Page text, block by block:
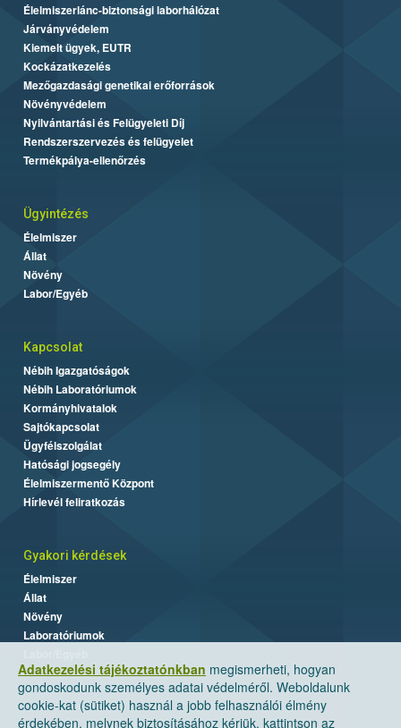
Adatkezelési tájékoztatónkban megismerheti, hogyan
gondoskodunk személyes adatai védelméről. Weboldalunk
cookie-kat (sütiket) használ a jobb felhasználói élmény
érdekében, melynek biztosításához kérjük, kattintson az
Élelmiszerlánc-biztonsági laborhálózat
Járványvédelem
Kiemelt ügyek, EUTR
Kockázatkezelés
Mezőgazdasági genetikai erőforrások
Növényvédelem
Nyilvántartási és Felügyeleti Díj
Rendszerszervezés és felügyelet
Termékpálya-ellenőrzés
Ügyintézés
Élelmiszer
Állat
Növény
Labor/Egyéb
Kapcsolat
Nébih Igazgatóságok
Nébih Laboratóriumok
Kormányhivatalok
Sajtókapcsolat
Ügyfélszolgálat
Hatósági jogsegély
Élelmiszermentő Központ
Hírlevél feliratkozás
Gyakori kérdések
Élelmiszer
Állat
Növény
Laboratóriumok